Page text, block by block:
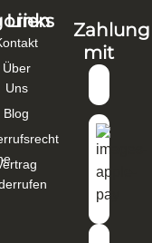
Links
Über
Uns
Blog
Zahlung
mit